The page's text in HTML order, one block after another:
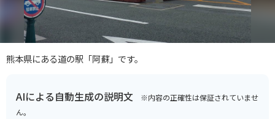
熊本県にある道の駅「阿蘇」です。
AIによる自動生成の説明文 ※内容の正確性は保証されていませ
ん。